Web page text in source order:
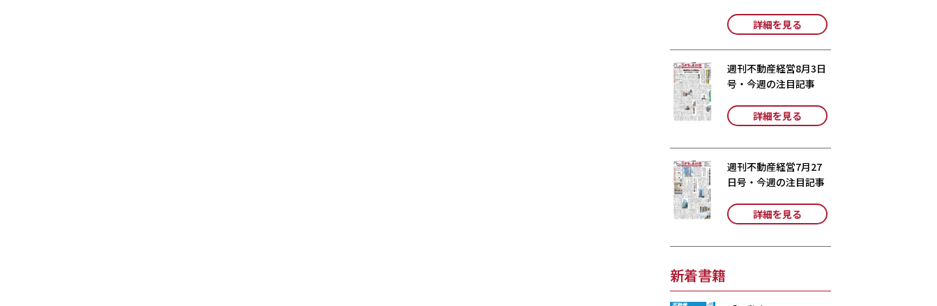
詳細を見る
週刊不動産経営8月3日
号・今週の注目記事
詳細を見る
週刊不動産経営7月27
日号・今週の注目記事
詳細を見る
新着書籍